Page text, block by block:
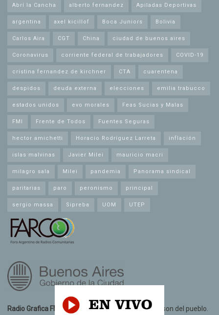
Abrí la Cancha alberto fernandez Apiladas Deportivas
argentina axel kicillof Boca Juniors Bolivia
Carlos Aira CGT China ciudad de buenos aires
Coronavirus corriente federal de trabajadores COVID-19
cristina fernandez de kirchner CTA cuarentena
despidos deuda externa elecciones emilia trabucco
estados unidos evo morales Feas Sucias y Malas
FMI Frente de Todos Fuentes Seguras
hector amichetti Horacio Rodríguez Larreta inflación
islas malvinas Javier Milei mauricio macri
milagro sala Milei pandemia Panorama sindical
paritarias paro peronismo principal
sergio massa Sipreba UOM UTEP
Radio Grafica FM 89.3© 2021. Todos los derechos son del pueblo.